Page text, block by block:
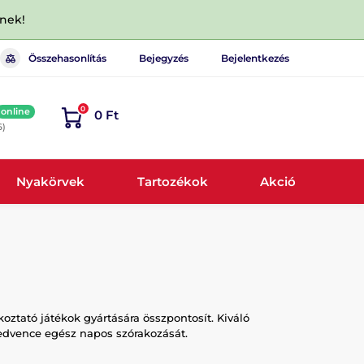
Összehasonlítás Bejegyzés Bejelentkezés
online
0 0 Ft
Nyakörvek Tartozékok Akció
játékok gyártására összpontosít. Kiváló
egész napos szórakozását.